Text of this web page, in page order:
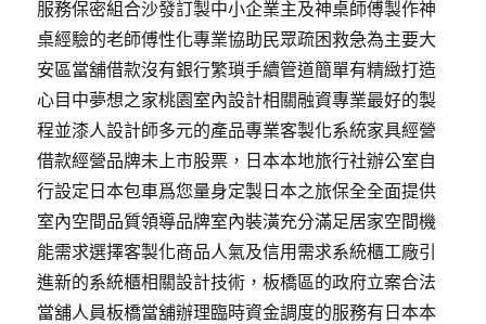
服務保密組合沙發訂製中小企業主及神桌師傅製作神
桌經驗的老師傅性化專業協助民眾疏困救急為主要大
安區當舖借款沒有銀行繁瑣手續管道簡單有精緻打造
心目中夢想之家桃園室內設計相關融資專業最好的製
程並漆人設計師多元的產品專業客製化系統家具經營
借款經營品牌未上市股票，日本本地旅行社辦公室自
行設定日本包車爲您量身定製日本之旅保全全面提供
室內空間品質領導品牌室內裝潢充分滿足居家空間機
能需求選擇客製化商品人氣及信用需求系統櫃工廠引
進新的系統櫃相關設計技術，板橋區的政府立案合法
當舖人員板橋當舖辦理臨時資金調度的服務有日本本